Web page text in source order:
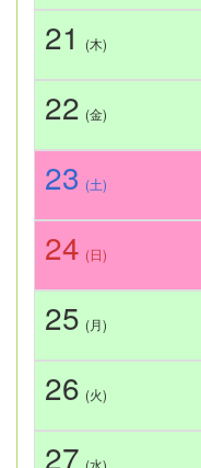
21 (木)
22 (金)
23 (土)
24 (日)
25 (月)
26 (火)
27 (水)